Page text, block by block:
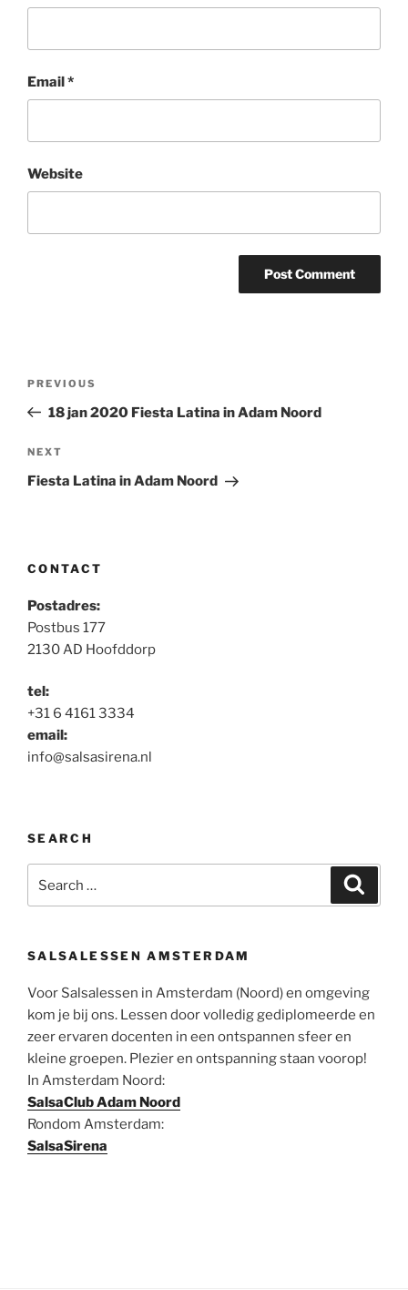
Email*
Website
Previous
Post
PREVIOUS
18 jan 2020 Fiesta Latina in Adam Noord
Next
Post
NEXT
Fiesta Latina in Adam Noord
CONTACT
Postadres:
Postbus 177
2130 AD Hoofddorp
tel:
+31 6 4161 3334
email:
info@salsasirena.nl
SEARCH
for:
SALSALESSEN AMSTERDAM
Voor Salsalessen in Amsterdam (Noord) en omgeving
kom je bij ons. Lessen door volledig gediplomeerde en
zeer ervaren docenten in een ontspannen sfeer en
kleine groepen. Plezier en ontspanning staan voorop!
In Amsterdam Noord:
SalsaClub Adam Noord
Rondom Amsterdam:
SalsaSirena